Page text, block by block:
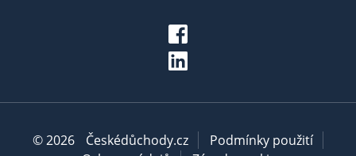
© 2026 Českédůchody.cz
Podmínky použití